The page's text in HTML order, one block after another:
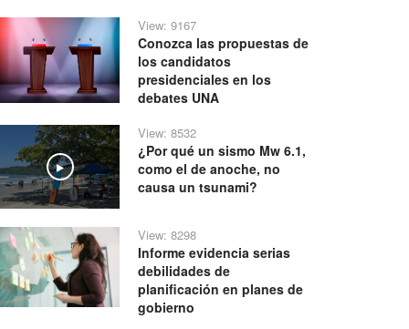
View: 9167
Conozca las propuestas de
los candidatos
presidenciales en los
debates UNA
Play
View: 8532
¿Por qué un sismo Mw 6.1,
como el de anoche, no
causa un tsunami?
View: 8298
Informe evidencia serias
debilidades de
planificación en planes de
gobierno